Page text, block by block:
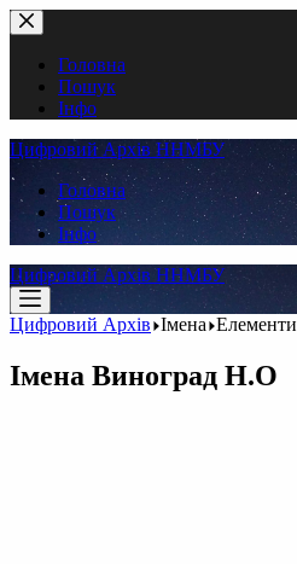
Перейти
до
вмістуГоловна
Пошук
Інфо
Цифровий Архів ННМБУ
Головна
Пошук
Інфо
Цифровий Архів ННМБУ
Цифровий Архів Імена Елементи
Імена Виноград Н.О